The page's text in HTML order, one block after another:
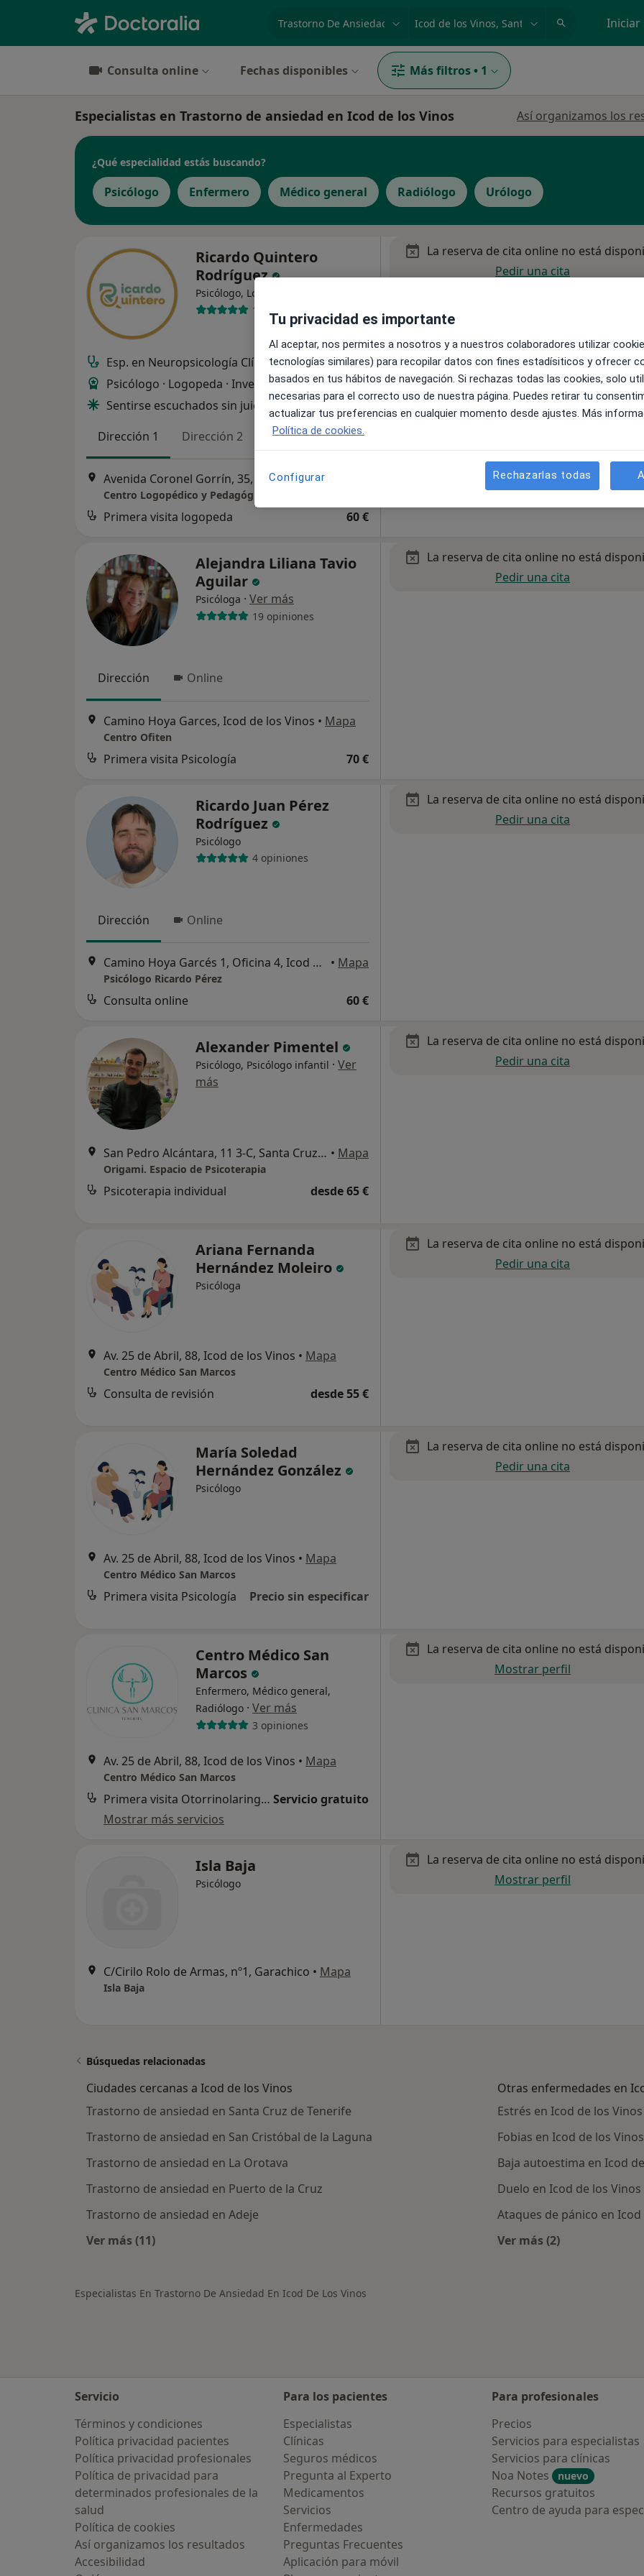
Iniciar
Consulta online Fechas disponibles Más filtros • 1
Especialistas en Trastorno de ansiedad en Icod de los Vinos Así organizamos los
¿Qué especialidad estás buscando?
Psicólogo Enfermero Médico general Radiólogo Urólogo
Ricardo Quintero
Rodríguez
Psicólogo, Logopeda
11 opiniones
Esp. en Neuropsicología Clínica - Salud Mental
Psicólogo · Logopeda · Investigador
Sentirse escuchados sin juicios
Dirección 1
Dirección 2 Online
Avenida Coronel Gorrín, 35, Tamaimo•Mapa
Centro Logopédico y Pedagógico "Meraki"
Primera visita logopeda 60 €
La reserva de cita online no está
Pedir una cita
Alejandra Liliana Tavio
Aguilar
Psicóloga · Ver más
19 opiniones
Dirección Online
Camino Hoya Garces, Icod de los Vinos • Mapa
Centro Ofiten
Primera visita Psicología 70 €
La reserva de cita online no está
Pedir una cita
Ricardo Juan Pérez
Rodríguez
Psicólogo
4 opiniones
Dirección Online
Camino Hoya Garcés 1, Oficina 4, Icod de los Vinos • Mapa
Psicólogo Ricardo Pérez
Consulta online 60 €
La reserva de cita online no está
Pedir una cita
Alexander Pimentel
Psicólogo, Psicólogo infantil · Ver
más
San Pedro Alcántara, 11 3-C, Santa Cruz de Tenerife • Mapa
Origami. Espacio de Psicoterapia
Psicoterapia individual desde 65 €
La reserva de cita online no está
Pedir una cita
Ariana Fernanda
Hernández Moleiro
Psicóloga
Av. 25 de Abril, 88, Icod de los Vinos • Mapa
Centro Médico San Marcos
Consulta de revisión desde 55 €
La reserva de cita online no está
Pedir una cita
María Soledad
Hernández González
Psicólogo
Av. 25 de Abril, 88, Icod de los Vinos • Mapa
Centro Médico San Marcos
Primera visita Psicología Precio sin especificar
La reserva de cita online no está
Pedir una cita
Centro Médico San
Marcos
Enfermero, Médico general,
Radiólogo · Ver más
3 opiniones
Av. 25 de Abril, 88, Icod de los Vinos • Mapa
Centro Médico San Marcos
Primera visita Otorrinolaringología Servicio gratuito
Mostrar más servicios
La reserva de cita online no está
Mostrar perfil
Isla Baja
Psicólogo
C/Cirilo Rolo de Armas, nº1, Garachico • Mapa
Isla Baja
La reserva de cita online no está
Mostrar perfil
Búsquedas relacionadas
Ciudades cercanas a Icod de los Vinos
Trastorno de ansiedad en Santa Cruz de Tenerife
Trastorno de ansiedad en San Cristóbal de la Laguna
Trastorno de ansiedad en La Orotava
Trastorno de ansiedad en Puerto de la Cruz
Trastorno de ansiedad en Adeje
Ver más (11)
Otras enfermedades en
Estrés en Icod de los Vinos
Fobias en Icod de los Vinos
Baja autoestima en Icod
Duelo en Icod de los Vinos
Ataques de pánico en
Ver más (2)
Especialistas En Trastorno De Ansiedad En Icod De Los Vinos
Servicio
Términos y condiciones
Política privacidad pacientes
Política privacidad profesionales
Política de privacidad para
determinados profesionales de la
salud
Política de cookies
Así organizamos los resultados
Accesibilidad
Para los pacientes
Especialistas
Clínicas
Seguros médicos
Pregunta al Experto
Medicamentos
Servicios
Enfermedades
Preguntas Frecuentes
Aplicación para móvil
Para profesionales
Precios
Servicios para especialistas
Servicios para clínicas
Noa Notes
nuevo
Recursos gratuitos
Centro de ayuda para
Tu privacidad es importante
Al aceptar, nos permites a nosotros y a nuestros colaboradores utilizar
tecnologías similares) para recopilar datos con fines estadísiticos y ofrecer
basados en tus hábitos de navegación. Si rechazas todas las cookies, solo
necesarias para el correcto uso de nuestra página. Puedes retirar tu
actualizar tus preferencias en cualquier momento desde ajustes. Más
Política de cookies.
Configurar Rechazarlas todas